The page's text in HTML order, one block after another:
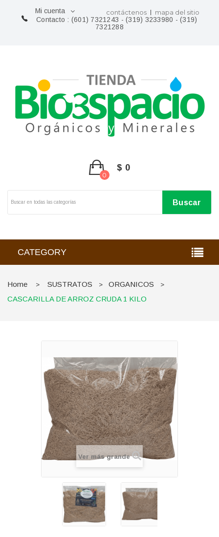
contáctenos
mapa del sitio
Contacto : (601) 7321243 - (319) 3233980 - (319)
7321288
Mi cuenta
0
$ 0
Buscar
CATEGORY
Home > SUSTRATOS > ORGANICOS >
CASCARILLA DE ARROZ CRUDA 1 KILO
Ver más grande